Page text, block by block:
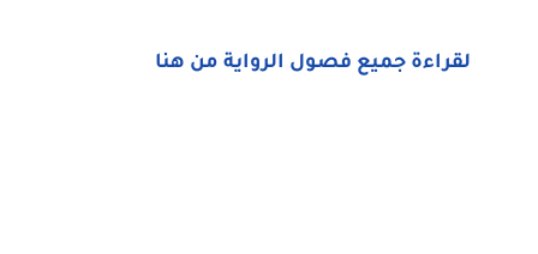
لقراءة جميع فصول الرواية من هنا